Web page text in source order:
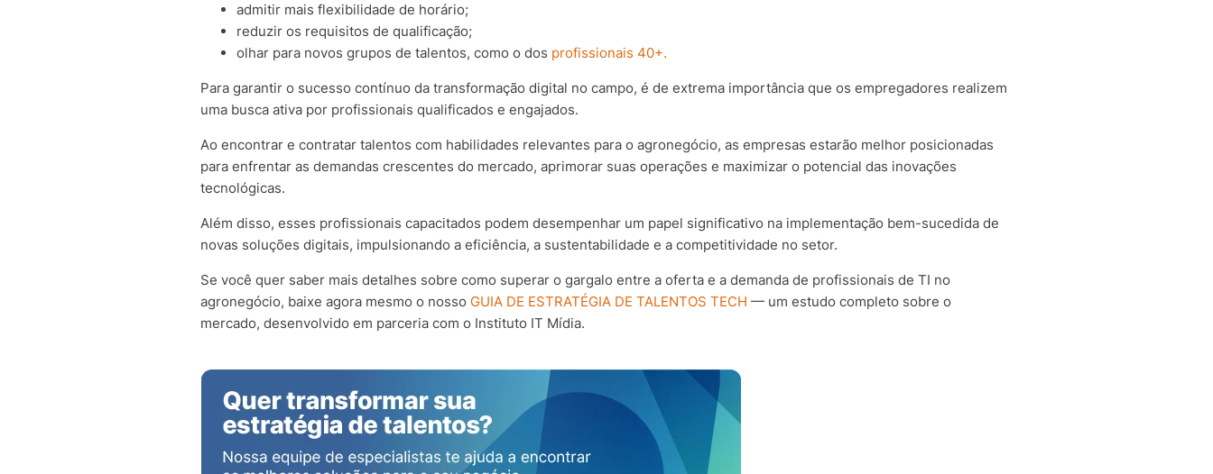
admitir mais flexibilidade de horário;
reduzir os requisitos de qualificação;
olhar para novos grupos de talentos, como o dos profissionais 40+.
Para garantir o sucesso contínuo da transformação digital no campo, é de extrema importância que os empregadores realizem
uma busca ativa por profissionais qualificados e engajados.
Ao encontrar e contratar talentos com habilidades relevantes para o agronegócio, as empresas estarão melhor posicionadas
para enfrentar as demandas crescentes do mercado, aprimorar suas operações e maximizar o potencial das inovações
tecnológicas.
Além disso, esses profissionais capacitados podem desempenhar um papel significativo na implementação bem-sucedida de
novas soluções digitais, impulsionando a eficiência, a sustentabilidade e a competitividade no setor.
Se você quer saber mais detalhes sobre como superar o gargalo entre a oferta e a demanda de profissionais de TI no
agronegócio, baixe agora mesmo o nosso GUIA DE ESTRATÉGIA DE TALENTOS TECH — um estudo completo sobre o
mercado, desenvolvido em parceria com o Instituto IT Mídia.